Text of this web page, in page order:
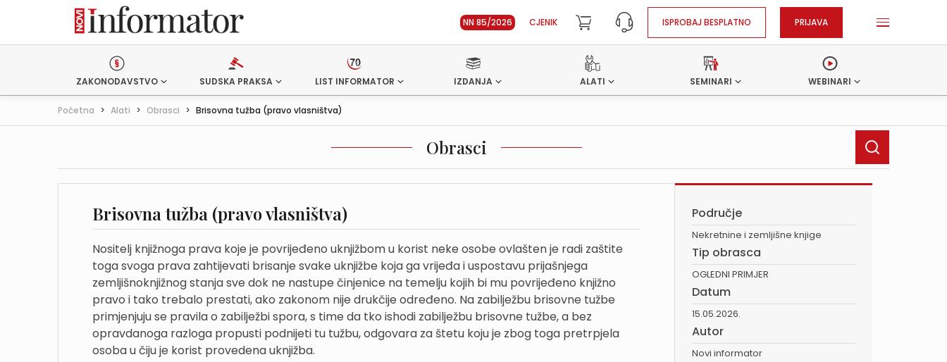
NN 85/2026 CJENIK ISPROBAJ BESPLATNO PRIJAVA
ZAKONODAVSTVO SUDSKA PRAKSA LIST INFORMATOR IZDANJA ALATI SEMINARI WEBINARI
Početna > Alati > Obrasci > Brisovna tužba (pravo vlasništva)
Obrasci
Brisovna tužba (pravo vlasništva)
Nositelj knjižnoga prava koje je povrijeđeno uknjižbom u korist neke osobe ovlašten je radi zaštite
toga svoga prava zahtijevati brisanje svake uknjižbe koja ga vrijeđa i uspostavu prijašnjega
zemljišnoknjižnog stanja sve dok ne nastupe činjenice na temelju kojih bi mu povrijeđeno knjižno
pravo i tako trebalo prestati, ako zakonom nije drukčije određeno. Na zabilježbu brisovne tužbe
primjenjuju se pravila o zabilježbi spora, s time da tko ishodi zabilježbu brisovne tužbe, a bez
opravdanoga razloga propusti podnijeti tu tužbu, odgovara za štetu koju je zbog toga pretrpjela
osoba u čiju je korist provedena uknjižba.
Područje
Nekretnine i zemljišne knjige
Tip obrasca
OGLEDNI PRIMJER
Datum
15.05.2026.
Autor
Novi informator